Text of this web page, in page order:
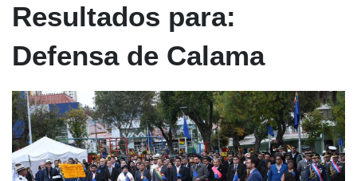
Resultados para:
Defensa de Calama